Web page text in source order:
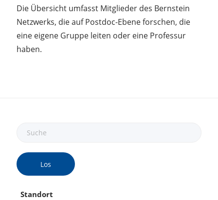
Die Übersicht umfasst Mitglieder des Bernstein
Netzwerks, die auf Postdoc-Ebene forschen, die
eine eigene Gruppe leiten oder eine Professur
haben.
Los
Standort